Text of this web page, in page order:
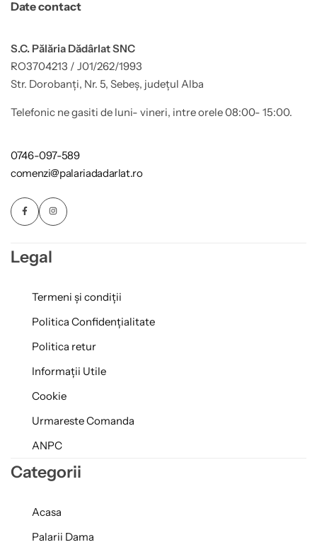
Date contact
S.C. Pălăria Dădârlat SNC
RO3704213 / J01/262/1993
Str. Dorobanți, Nr. 5, Sebeș, județul Alba
Telefonic ne gasiti de luni- vineri, intre orele 08:00- 15:00.
0746-097-589
comenzi@palariadadarlat.ro
Legal
Termeni și condiții
Politica Confidențialitate
Politica retur
Informații Utile
Cookie
Urmareste Comanda
ANPC
Categorii
Acasa
Palarii Dama